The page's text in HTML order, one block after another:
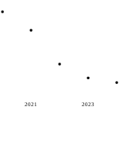
2021 2023